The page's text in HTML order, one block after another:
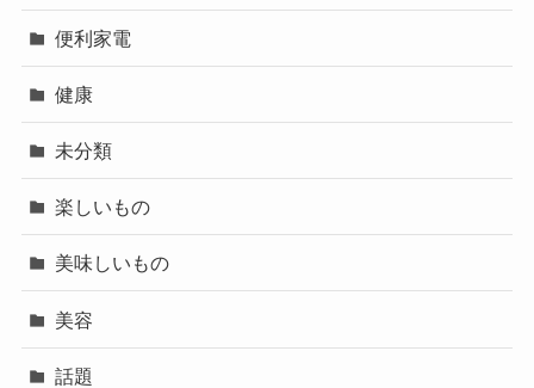
便利家電
健康
未分類
楽しいもの
美味しいもの
美容
話題